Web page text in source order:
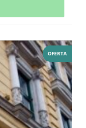
OFERTA